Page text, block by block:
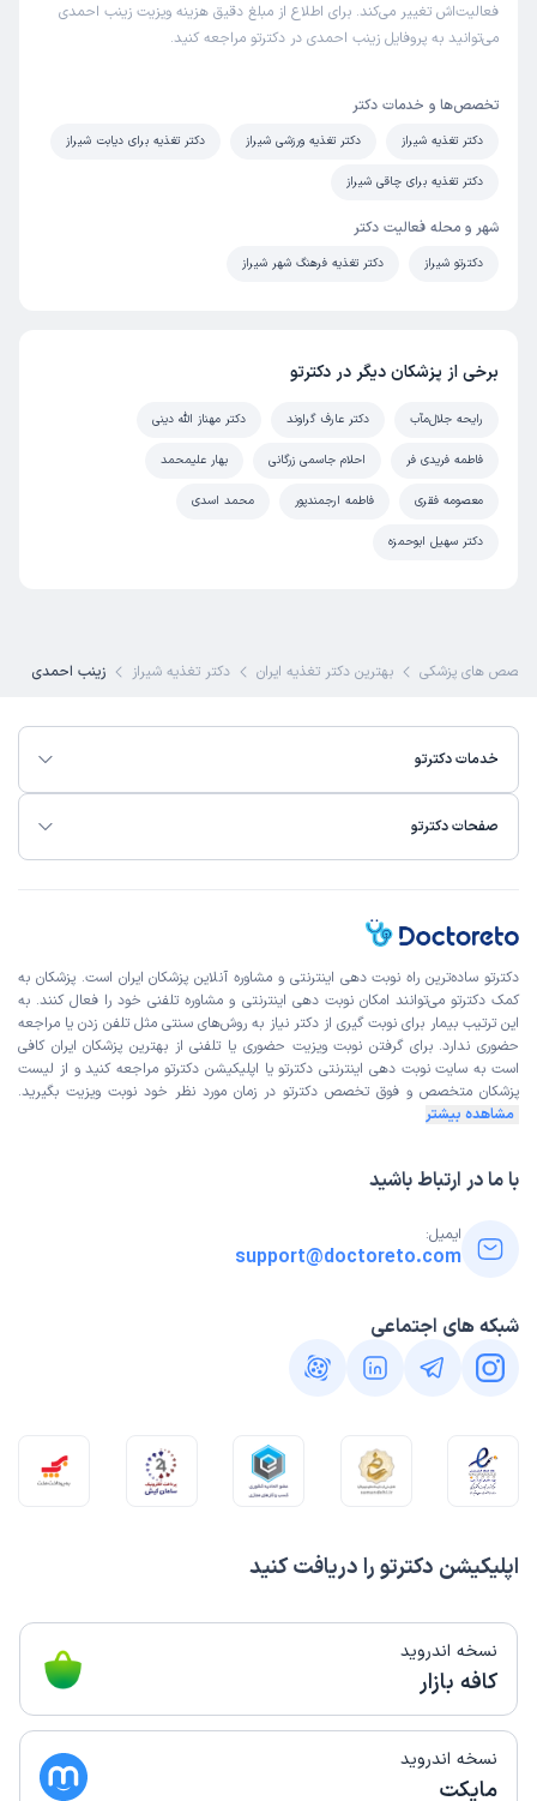
فعالیت‌اش تغییر می‌کند. برای اطلاع از مبلغ دقیق هزینه ویزیت زینب احمدی
می‌توانید به پروفایل زینب احمدی در دکترتو مراجعه کنید.
تخصص‌ها و خدمات دکتر
دکتر تغذیه شیراز دکتر تغذیه ورزشی شیراز دکتر تغذیه برای دیابت شیراز
دکتر تغذیه برای چاقی شیراز
شهر و محله فعالیت دکتر
دکترتو شیراز دکتر تغذیه فرهنگ شهر شیراز
برخی از پزشکان دیگر در دکترتو
رایحه جلال‌مآب دکتر عارف گراوند دکتر مهناز الله دینی
فاطمه فریدی فر احلام جاسمی زرگانی بهار علیمحمد
معصومه فقری فاطمه ارجمندپور محمد اسدی
دکتر سهیل ابوحمزه
تخصص های پزشکی بهترین دکتر تغذیه ایران دکتر تغذیه شیراز زینب احمدی
خدمات دکترتو
صفحات دکترتو
اپلیکیشن دکترتو را دریافت کنید
نسخه اندروید
کافه بازار
نسخه اندروید
مایکت
دکترتو ساده‌ترین راه نوبت‌ دهی اینترنتی و مشاوره آنلاین پزشکان ایران است. پزشکان به
کمک دکترتو می‌توانند امکان نوبت دهی اینترنتی و مشاوره تلفنی خود را فعال کنند. به
این ترتیب بیمار برای نوبت گیری از دکتر نیاز به روش‌های سنتی مثل تلفن زدن یا مراجعه
حضوری ندارد. برای گرفتن نوبت ویزیت حضوری یا تلفنی از بهترین پزشکان ایران کافی
است به سایت نوبت دهی اینترنتی دکترتو یا اپلیکیشن دکترتو مراجعه کنید و از لیست
پزشکان متخصص و فوق تخصص دکترتو در زمان مورد نظر خود نوبت ویزیت بگیرید.
مشاهده بیشتر
با ما در ارتباط باشید
ایمیل:
support@doctoreto.com
شبکه های اجتماعی